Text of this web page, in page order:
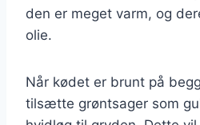
den er meget varm, og
olie.
Når kødet er brunt på
tilsætte grøntsager som